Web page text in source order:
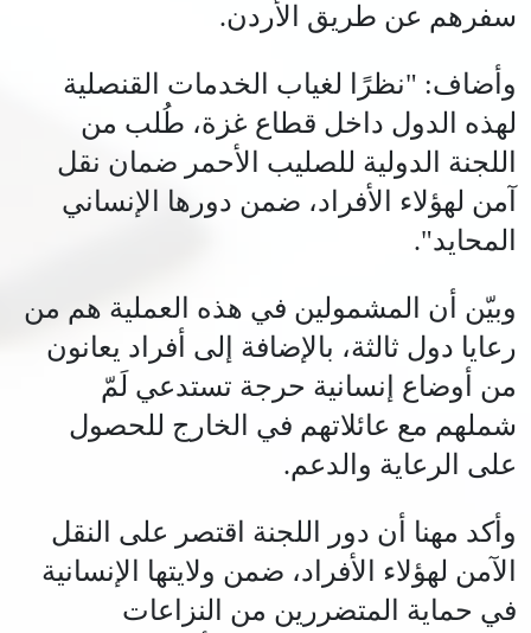
سفرهم عن طريق الأردن.
وأضاف: "نظرًا لغياب الخدمات القنصلية
لهذه الدول داخل قطاع غزة، طُلب من
اللجنة الدولية للصليب الأحمر ضمان نقل
آمن لهؤلاء الأفراد، ضمن دورها الإنساني
المحايد".
وبيّن أن المشمولين في هذه العملية هم من
رعايا دول ثالثة، بالإضافة إلى أفراد يعانون
من أوضاع إنسانية حرجة تستدعي لَمّ
شملهم مع عائلاتهم في الخارج للحصول
على الرعاية والدعم.
وأكد مهنا أن دور اللجنة اقتصر على النقل
الآمن لهؤلاء الأفراد، ضمن ولايتها الإنسانية
في حماية المتضررين من النزاعات